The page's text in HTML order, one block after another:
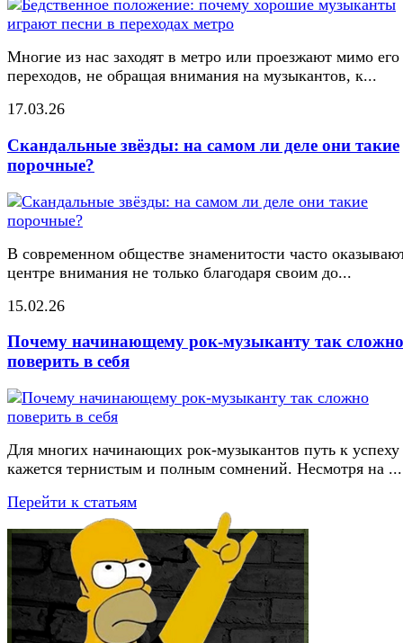
Многие из нас заходят в метро или проезжают мимо его
переходов, не обращая внимания на музыкантов, к...
17.03.26
Скандальные звёзды: на самом ли деле они такие
порочные?
В современном обществе знаменитости часто
центре внимания не только благодаря своим до...
15.02.26
Почему начинающему рок-музыканту так сложно
поверить в себя
Для многих начинающих рок-музыкантов путь к успеху
кажется тернистым и полным сомнений. Несмотря на ...
Перейти к статьям